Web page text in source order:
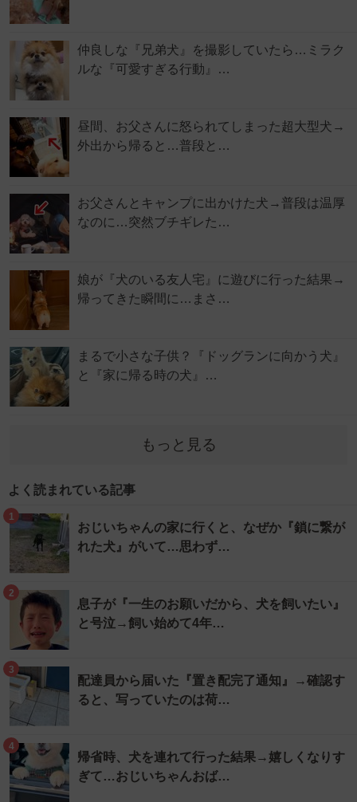
仲良しな『兄弟犬』を撮影していたら…ミラク
ルな『可愛すぎる行動』…
昼間、お父さんに怒られてしまった超大型犬→
外出から帰ると…普段と…
お父さんとキャンプに出かけた犬→普段は温厚
なのに…突然ブチギレた…
娘が『犬のいる友人宅』に遊びに行った結果→
帰ってきた瞬間に…まさ…
まるで小さな子供？『ドッグランに向かう犬』
と『家に帰る時の犬』…
もっと見る
よく読まれている記事
1
おじいちゃんの家に行くと、なぜか『鎖に繋が
れた犬』がいて…思わず…
2
息子が『一生のお願いだから、犬を飼いたい』
と号泣→飼い始めて4年…
3
配達員から届いた『置き配完了通知』→確認す
ると、写っていたのは荷…
4
帰省時、犬を連れて行った結果→嬉しくなりす
ぎて…おじいちゃんおば…